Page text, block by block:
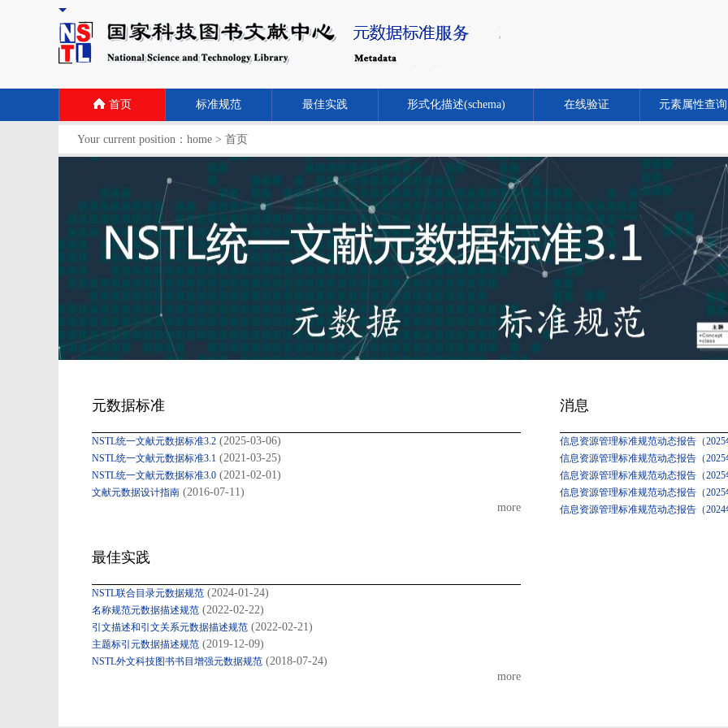
首页 标准规范 最佳实践 形式化描述(schema) 在线验证 元素属性查询
Your current position： home > 首页
元数据标准
NSTL统一文献元数据标准3.2 (2025-03-06)
NSTL统一文献元数据标准3.1 (2021-03-25)
NSTL统一文献元数据标准3.0 (2021-02-01)
文献元数据设计指南 (2016-07-11)
more
消息
信息资源管理标准规范动态报告（
信息资源管理标准规范动态报告（
信息资源管理标准规范动态报告（
信息资源管理标准规范动态报告（
信息资源管理标准规范动态报告（
最佳实践
NSTL联合目录元数据规范 (2024-01-24)
名称规范元数据描述规范 (2022-02-22)
引文描述和引文关系元数据描述规范 (2022-02-21)
主题标引元数据描述规范 (2019-12-09)
NSTL外文科技图书书目增强元数据规范 (2018-07-24)
more